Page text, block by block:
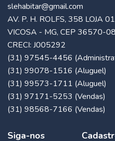
slehabitar@gmail.com
AV. P. H. ROLFS, 358 LOJA
VICOSA - MG, CEP 36570-
CRECI: J005292
(31) 97545-4456
(31) 99078-1516 (Aluguel)
(31) 99573-1711 (Aluguel)
(31) 97171-5253 (Vendas)
(31) 98568-7166 (Vendas)
Siga-nos